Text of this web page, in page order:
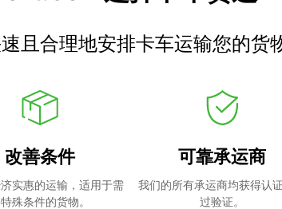
且合理地安排卡车运输您的货
改善条件
实惠的运输，适用于需
殊条件的货物。
可靠承运商
我们的所有承运商均获得认
过验证。